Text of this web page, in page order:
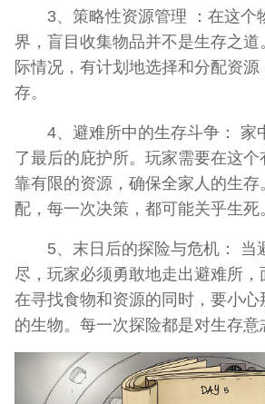
3、策略性资源管理 ：在这个
界，盲目收集物品并不是生存之
际情况，有计划地选择和分配资
存。
4、避难所中的生存斗争： 家
了最后的庇护所。玩家需要在这
靠有限的资源，确保全家人的生
配，每一次决策，都可能关乎生死
5、末日后的探险与危机： 当
尽，玩家必须勇敢地走出避难所，
在寻找食物和资源的同时，要小
的生物。每一次探险都是对生存意